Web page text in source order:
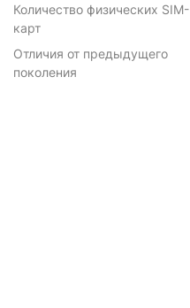
Количество физических SIM-
карт
Отличия от предыдущего
поколения